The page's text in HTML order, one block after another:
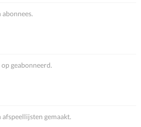
geabonneerd.
gemaakt.